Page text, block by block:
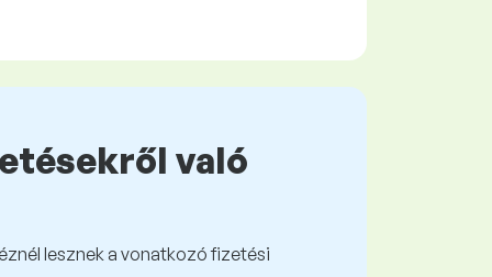
való
lesznek a vonatkozó fizetési